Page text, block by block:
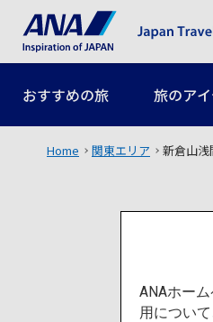
おすすめの旅 旅のア
Home 関東エリア 新倉山浅
ANAホー
用につい